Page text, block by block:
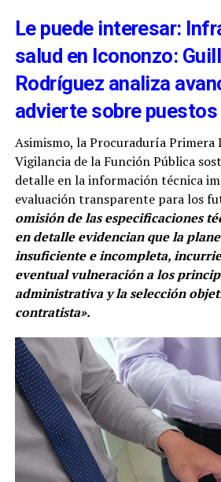
Le puede interesar:
salud en Icononzo:
Rodríguez analiza
advierte sobre puestos
Asimismo, la Procuraduría Primera
Vigilancia de la Función Pública
detalle en la información técnica
evaluación transparente para los
omisión de las especificaciones
en detalle evidencian que la
insuficiente e incompleta,
eventual vulneración a los
administrativa y la selección
contratista».